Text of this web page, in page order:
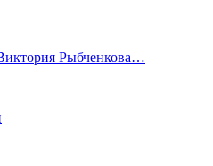
Рыбченкова…